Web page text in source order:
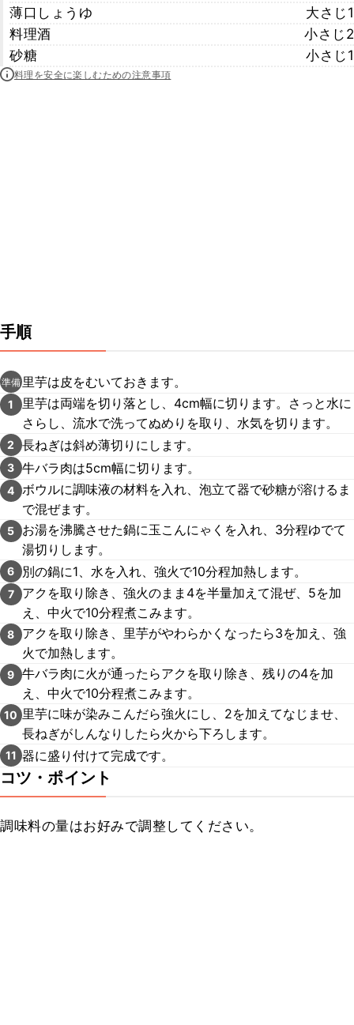
薄口しょうゆ
大さじ1
料理酒
小さじ2
砂糖
小さじ1
料理を安全に楽しむための注意事項
手順
準備 里芋は皮をむいておきます。
1
里芋は両端を切り落とし、4cm幅に切ります。さっと水に
さらし、流水で洗ってぬめりを取り、水気を切ります。
2 長ねぎは斜め薄切りにします。
3 牛バラ肉は5cm幅に切ります。
4 ボウルに調味液の材料を入れ、泡立て器で砂糖が溶けるま
で混ぜます。
5
お湯を沸騰させた鍋に玉こんにゃくを入れ、3分程ゆでて
湯切りします。
6 別の鍋に1、水を入れ、強火で10分程加熱します。
7
アクを取り除き、強火のまま4を半量加えて混ぜ、5を加
え、中火で10分程煮こみます。
8
アクを取り除き、里芋がやわらかくなったら3を加え、強
火で加熱します。
9 牛バラ肉に火が通ったらアクを取り除き、残りの4を加
え、中火で10分程煮こみます。
10 里芋に味が染みこんだら強火にし、2を加えてなじませ、
長ねぎがしんなりしたら火から下ろします。
11 器に盛り付けて完成です。
コツ・ポイント
調味料の量はお好みで調整してください。